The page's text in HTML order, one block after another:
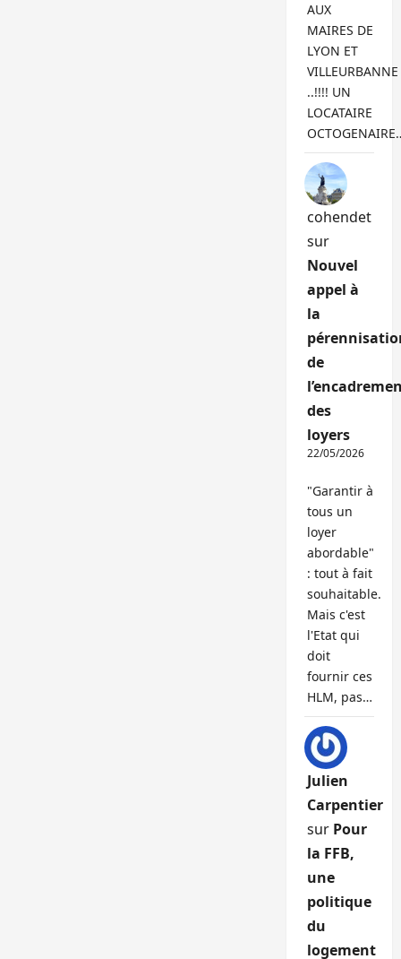
AUX
MAIRES DE
LYON ET
VILLEURBANNE
..!!!! UN
LOCATAIRE
cohendet
sur
Nouvel
appel à
la
de
des
loyers
22/05/2026
"Garantir à
tous un
loyer
abordable"
: tout à fait
souhaitable.
Mais c'est
l'Etat qui
doit
fournir ces
HLM, pas…
Julien
Carpentier
sur Pour
la FFB,
une
politique
du
logement